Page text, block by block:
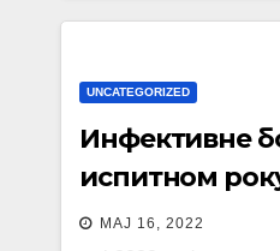
UNCATEGORIZED
Инфективне
испитном
МАЈ 16, 2022